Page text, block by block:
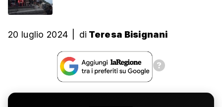
20 luglio 2024 di Teresa Bisignani